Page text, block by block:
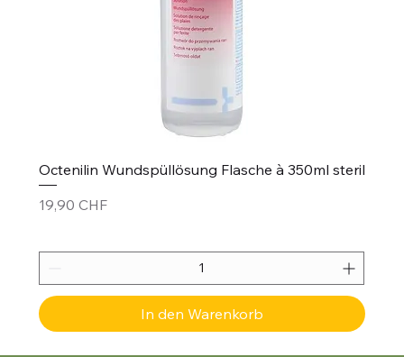
Octenilin Wundspüllösung Flasche à 350ml steril
Preis
19,90 CHF
In den Warenkorb